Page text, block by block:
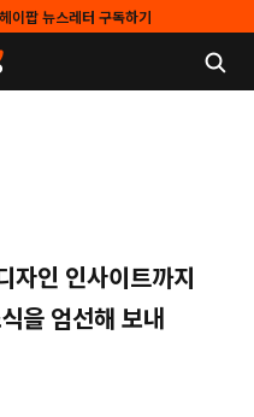
이팝 뉴스레터 구독하기
자인 인사이트까지
을 엄선해 보내